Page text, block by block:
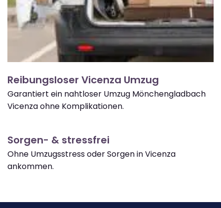
Reibungsloser Vicenza Umzug
Garantiert ein nahtloser Umzug Mönchengladbach
Vicenza ohne Komplikationen.
Sorgen- & stressfrei
Ohne Umzugsstress oder Sorgen in Vicenza
ankommen.